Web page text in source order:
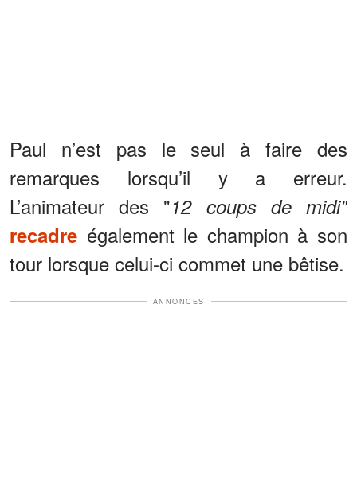
Paul n’est pas le seul à faire des
remarques lorsqu’il y a erreur.
L’animateur des "12 coups de midi"
recadre également le champion à son
tour lorsque celui-ci commet une bêtise.
ANNONCES